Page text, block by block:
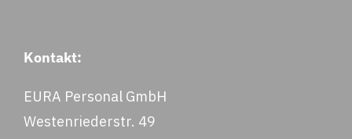
Kontakt:
EURA Personal GmbH
Westenriederstr. 49